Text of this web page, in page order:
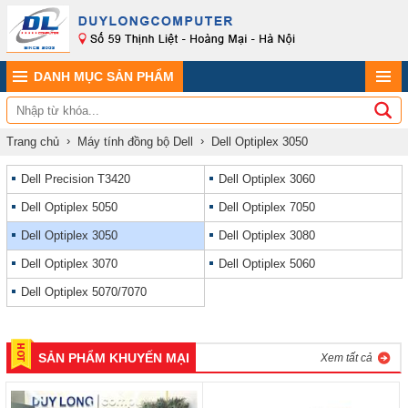
DANH MỤC SẢN PHẨM
Trang chủ Máy tính đồng bộ Dell Dell Optiplex 3050
Dell Precision T3420 Dell Optiplex 3060
Dell Optiplex 5050 Dell Optiplex 7050
Dell Optiplex 3050 Dell Optiplex 3080
Dell Optiplex 3070 Dell Optiplex 5060
Dell Optiplex 5070/7070
SẢN PHẨM KHUYẾN MẠI Xem tất cả